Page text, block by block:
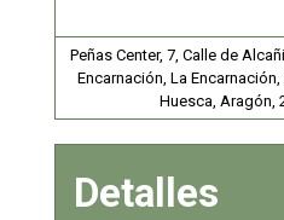
Peñas Center, 7, Calle de
Encarnación, La
Huesca, Aragón,
Detalles